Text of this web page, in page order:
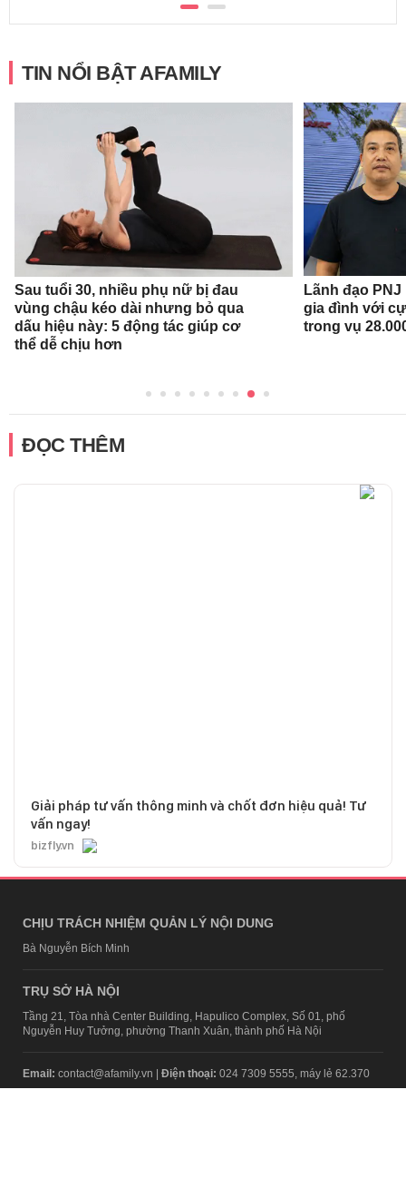
TIN NỔI BẬT AFAMILY
Sau tuổi 30, nhiều phụ nữ bị đau
vùng chậu kéo dài nhưng bỏ qua
dấu hiệu này: 5 động tác giúp cơ
thể dễ chịu hơn
Lãnh đạo
gia đình với
trong vụ
ĐỌC THÊM
Giải pháp tư vấn thông minh và chốt đơn hiệu quả! Tư
vấn ngay!
bizfly.vn
CHỊU TRÁCH NHIỆM QUẢN LÝ NỘI DUNG
Bà Nguyễn Bích Minh
TRỤ SỞ HÀ NỘI
Tầng 21, Tòa nhà Center Building, Hapulico Complex, Số 01, phố
Nguyễn Huy Tưởng, phường Thanh Xuân, thành phố Hà Nội
Email: contact@afamily.vn | Điện thoại: 024 7309 5555, máy lẻ 62.370